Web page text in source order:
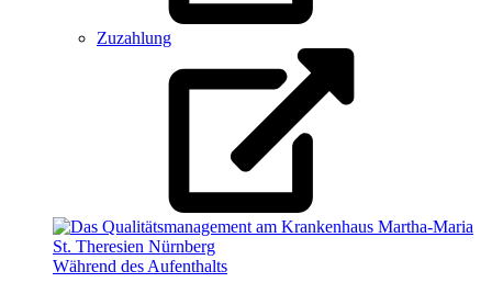
Zuzahlung
Während des Aufenthalts